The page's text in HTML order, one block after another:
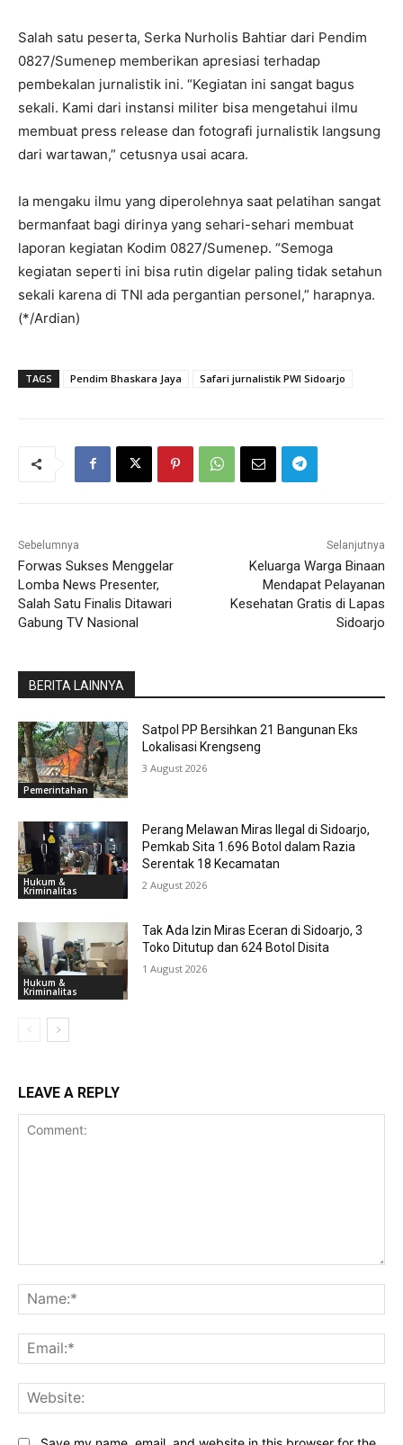
Salah satu peserta, Serka Nurholis Bahtiar dari Pendim
0827/Sumenep memberikan apresiasi terhadap
pembekalan jurnalistik ini. “Kegiatan ini sangat bagus
sekali. Kami dari instansi militer bisa mengetahui ilmu
membuat press release dan fotografi jurnalistik langsung
dari wartawan,” cetusnya usai acara.
Ia mengaku ilmu yang diperolehnya saat pelatihan sangat
bermanfaat bagi dirinya yang sehari-sehari membuat
laporan kegiatan Kodim 0827/Sumenep. “Semoga
kegiatan seperti ini bisa rutin digelar paling tidak setahun
sekali karena di TNI ada pergantian personel,” harapnya.
(*/Ardian)
TAGS Pendim Bhaskara Jaya Safari jurnalistik PWI Sidoarjo
Sebelumnya
Forwas Sukses Menggelar
Lomba News Presenter,
Salah Satu Finalis Ditawari
Gabung TV Nasional
Selanjutnya
Keluarga Warga Binaan
Mendapat Pelayanan
Kesehatan Gratis di Lapas
Sidoarjo
BERITA LAINNYA
Pemerintahan
Satpol PP Bersihkan 21 Bangunan Eks
Lokalisasi Krengseng
3 August 2026
Hukum &
Kriminalitas
Perang Melawan Miras Ilegal di Sidoarjo,
Pemkab Sita 1.696 Botol dalam Razia
Serentak 18 Kecamatan
2 August 2026
Hukum &
Kriminalitas
Tak Ada Izin Miras Eceran di Sidoarjo, 3
Toko Ditutup dan 624 Botol Disita
1 August 2026
LEAVE A REPLY